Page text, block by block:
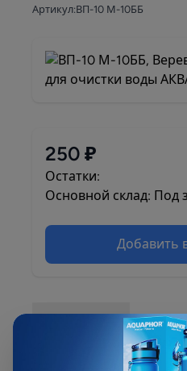
Артикул:ВП-10 М-10ББ
250 ₽
Остатки:
Основной склад: Под
Добавить
Картридж АКВАБРАЙТ